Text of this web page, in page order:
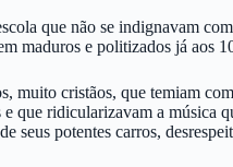
que não se indignavam
maduros e politizados já aos
muito cristãos, que temiam
e que ridicularizavam a música
seus potentes carros,